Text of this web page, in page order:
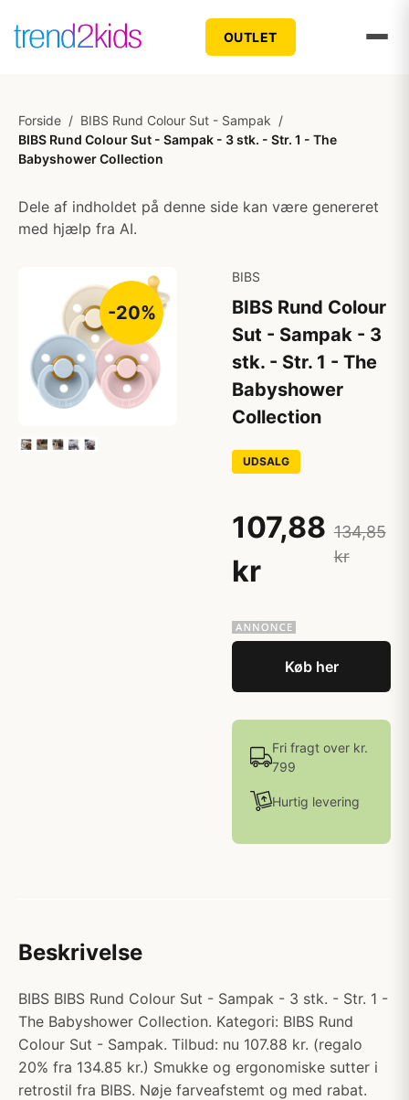
OUTLET
Forside / BIBS Rund Colour Sut - Sampak /
BIBS Rund Colour Sut - Sampak - 3 stk. - Str. 1 - The
Babyshower Collection
Dele af indholdet på denne side kan være genereret
med hjælp fra AI.
-20%
BIBS
BIBS Rund Colour
Sut - Sampak - 3
stk. - Str. 1 - The
Babyshower
Collection
UDSALG
107,88
kr
134,85
kr
Køb her
Fri fragt over kr.
799
Hurtig levering
Beskrivelse
BIBS BIBS Rund Colour Sut - Sampak - 3 stk. - Str. 1 -
The Babyshower Collection. Kategori: BIBS Rund
Colour Sut - Sampak. Tilbud: nu 107.88 kr. (regalo
20% fra 134.85 kr.) Smukke og ergonomiske sutter i
retrostil fra BIBS. Nøje farveafstemt og med rabat.